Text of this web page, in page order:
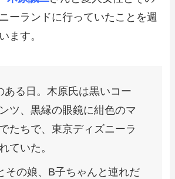
ーランドに行っていたことを週
ます。
ある日。木原氏は黒いコー
ツ、黒縁の眼鏡に紺色のマ
たちで、東京ディズニーラ
ていた。
その娘、B子ちゃんと連れだ